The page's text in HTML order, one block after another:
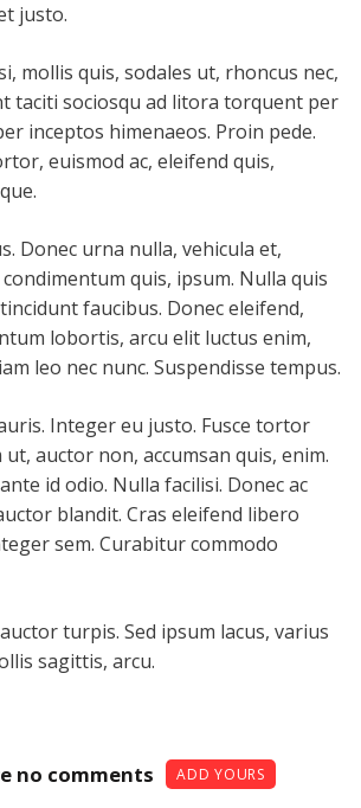
justo.
mollis quis, sodales ut, rhoncus nec,
taciti sociosqu ad litora torquent per
inceptos himenaeos. Proin pede.
euismod ac, eleifend quis,
Donec urna nulla, vehicula et,
quis, ipsum. Nulla quis
faucibus. Donec eleifend,
lobortis, arcu elit luctus enim,
leo nec nunc. Suspendisse tempus.
Integer eu justo. Fusce tortor
auctor non, accumsan quis, enim.
id odio. Nulla facilisi. Donec ac
blandit. Cras eleifend libero
sem. Curabitur commodo
turpis. Sed ipsum lacus, varius
sagittis, arcu.
no comments ADD YOURS